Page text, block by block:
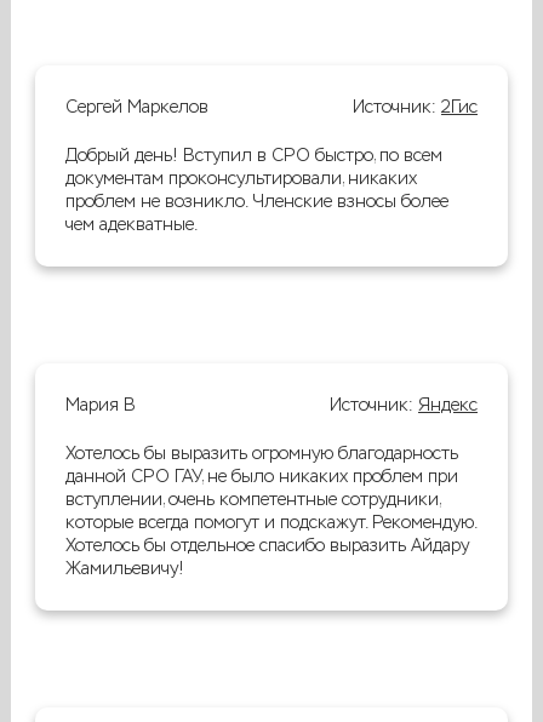
Сергей Маркелов Источник:2Гис
Добрый день! Вступил в СРО быстро, по всем
документам проконсультировали, никаких
проблем не возникло. Членские взносы более
чем адекватные.
Мария В Источник:Яндекс
Хотелось бы выразить огромную благодарность
данной СРО ГАУ, не было никаких проблем при
вступлении, очень компетентные сотрудники,
которые всегда помогут и подскажут. Рекомендую.
Хотелось бы отдельное спасибо выразить Айдару
Жамильевичу!